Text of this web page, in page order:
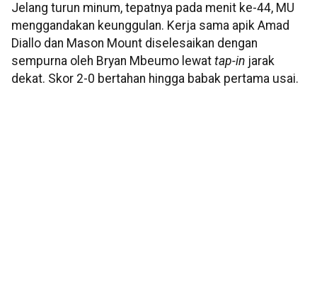
Jelang turun minum, tepatnya pada menit ke-44, MU
menggandakan keunggulan. Kerja sama apik Amad
Diallo dan Mason Mount diselesaikan dengan
sempurna oleh Bryan Mbeumo lewat tap-in jarak
dekat. Skor 2-0 bertahan hingga babak pertama usai.